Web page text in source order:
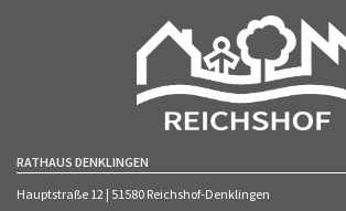
RATHAUS DENKLINGEN
Hauptstraße 12 | 51580 Reichshof-Denklingen